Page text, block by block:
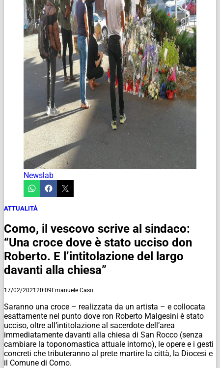
Newslab
ATTUALITÀ
Como, il vescovo scrive al sindaco:
“Una croce dove è stato ucciso don
Roberto. E l’intitolazione del largo
davanti alla chiesa”
17/02/202120:09Emanuele Caso
Saranno una croce – realizzata da un artista – e collocata
esattamente nel punto dove ron Roberto Malgesini è stato
ucciso, oltre all’intitolazione al sacerdote dell’area
immediatamente davanti alla chiesa di San Rocco (senza
cambiare la toponomastica attuale intorno), le opere e i gesti
concreti che tributeranno al prete martire la città, la Diocesi e
il Comune di Como.